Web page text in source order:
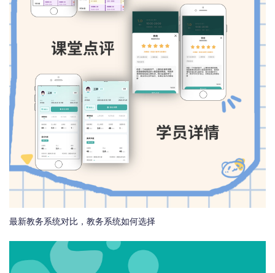
最新教务系统对比，教务系统如何选择